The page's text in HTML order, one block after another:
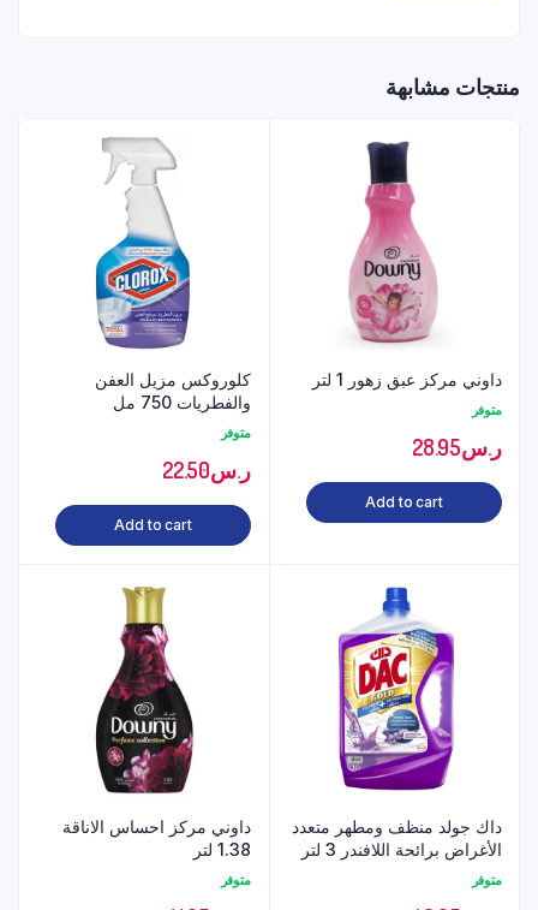
منتجات مشابهة
داوني مركز عبق زهور 1 لتر
متوفر
ر.س28.95
Add to cart
كلوروكس مزيل العفن
والفطريات 750 مل
متوفر
ر.س22.50
Add to cart
داك جولد منظف ومطهر متعدد
الأغراض برائحة اللافندر 3 لتر
متوفر
داوني مركز احساس الاناقة
1.38 لتر
متوفر